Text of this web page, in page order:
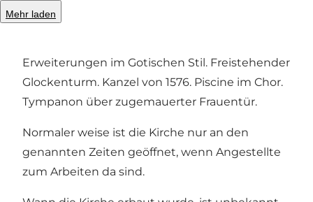
Mehr laden
Erweiterungen im Gotischen Stil. Freistehender
Glockenturm. Kanzel von 1576. Piscine im Chor.
Tympanon über zugemauerter Frauentür.
Normaler weise ist die Kirche nur an den
genannten Zeiten geöffnet, wenn Angestellte
zum Arbeiten da sind.